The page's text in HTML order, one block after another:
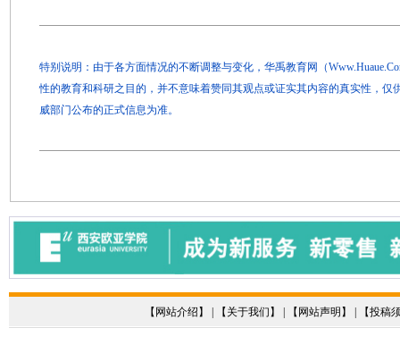
特别说明：由于各方面情况的不断调整与变化，华禹教育网（
性的教育和科研之目的，并不意味着赞同其观点或证实其内容的真实性，仅
威部门公布的正式信息为准。
【 网站介绍 】 | 【 关于我们 】 | 【 网站声明 】 | 【投稿